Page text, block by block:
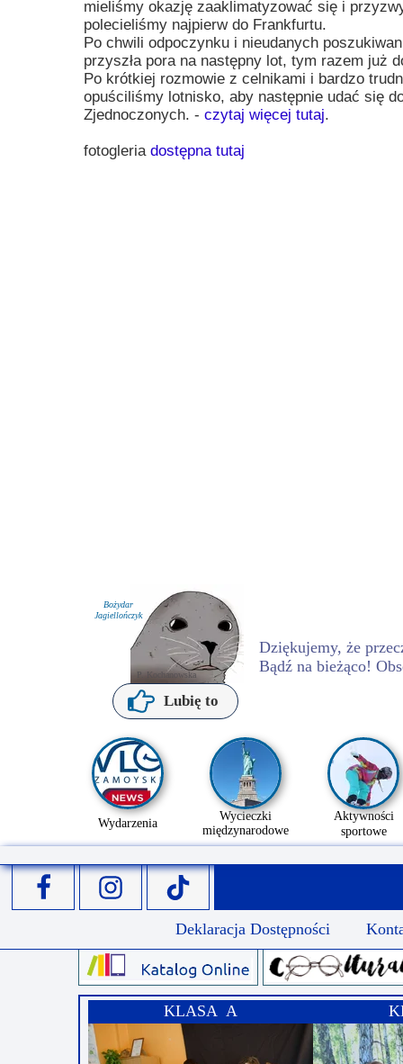
Lubię to
Dziękujemy, że
Bądź na bieżąco!
Bożydar
Jagiellończyk
P. Kochanowska
mieliśmy okazję zaaklimatyzować się i
polecieliśmy najpierw do Frankfurtu.
Po chwili odpoczynku i nieudanych
przyszła pora na następny lot, tym razem już
Po krótkiej rozmowie z celnikami i bardzo
opuściliśmy lotnisko, aby następnie udać się
Zjednoczonych. - czytaj więcej tutaj.
fotogleria dostępna tutaj
Przerwy szkolne
KLASA A
Deklaracja Dostępności
Aktywności
sportowe
Wycieczki
międzynarodowe
Wydarzenia